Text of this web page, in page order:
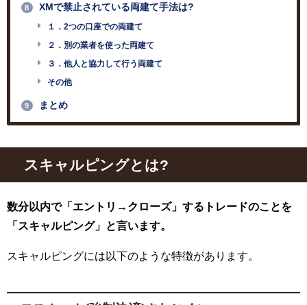
8 XMで禁止されている両建て手法は?
１．2つの口座での両建て
２．別の業者を使った両建て
３．他人と協力して行う両建て
その他
9 まとめ
スキャルピングとは?
数分以内で「エントリ→クローズ」するトレードのことを
「スキャルピング」と言います。
スキャルピングには以下のような特徴があります。